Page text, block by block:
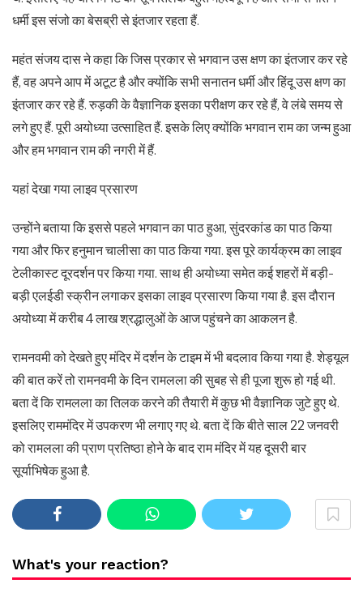
धर्मी इस संजो का बेसब्री से इंतजार रहता हैं.
महंत संजय दास ने कहा कि जिस प्रकार से भगवान उस क्षण का इंतजार कर रहे
हैं, वह अपने आप में अटूट है और क्योंकि सभी सनातन धर्मी और हिंदू उस क्षण का
इंतजार कर रहे हैं. रुड़की के वैज्ञानिक इसका परीक्षण कर रहे हैं, वे लंबे समय से
लगे हुए हैं. पूरी अयोध्या उत्साहित हैं. इसके लिए क्योंकि भगवान राम का जन्म हुआ
और हम भगवान राम की नगरी में हैं.
यहां देखा गया लाइव प्रसारण
उन्होंने बताया कि इससे पहले भगवान का पाठ हुआ, सुंदरकांड का पाठ किया
गया और फिर हनुमान चालीसा का पाठ किया गया. इस पूरे कार्यक्रम का लाइव
टेलीकास्ट दूरदर्शन पर किया गया. साथ ही अयोध्या समेत कई शहरों में बड़ी-
बड़ी एलईडी स्क्रीन लगाकर इसका लाइव प्रसारण किया गया है. इस दौरान
अयोध्या में करीब 4 लाख श्रद्धालुओं के आज पहुंचने का आकलन है.
रामनवमी को देखते हुए मंदिर में दर्शन के टाइम में भी बदलाव किया गया है. शेड्यूल
की बात करें तो रामनवमी के दिन रामलला की सुबह से ही पूजा शुरू हो गई थी.
बता दें कि रामलला का तिलक करने की तैयारी में कुछ भी वैज्ञानिक जुटे हुए थे.
इसलिए राममंदिर में उपकरण भी लगाए गए थे. बता दें कि बीते साल 22 जनवरी
को रामलला की प्राण प्रतिष्ठा होने के बाद राम मंदिर में यह दूसरी बार
सूर्याभिषेक हुआ है.
What's your reaction?